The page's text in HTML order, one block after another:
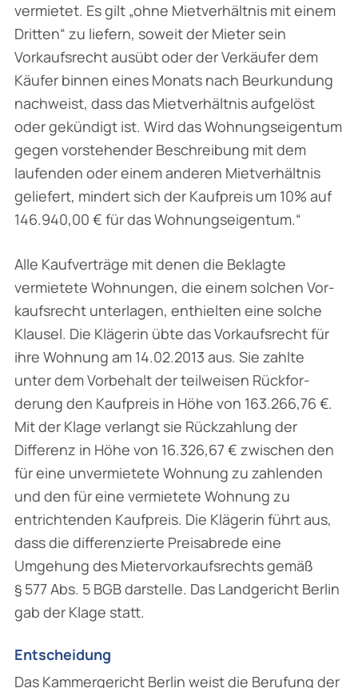
vermietet. Es gilt „ohne Mietverhältnis mit einem
Dritten“ zu liefern, soweit der Mieter sein
Vorkaufsrecht ausübt oder der Ver­käufer dem
Käufer binnen eines Monats nach Beurkundung
nachweist, dass das Miet­verhältnis aufgelöst
oder gekündigt ist. Wird das Wohnungseigentum
gegen vorstehen­der Beschreibung mit dem
laufenden oder einem anderen Mietverhältnis
geliefert, mindert sich der Kaufpreis um 10% auf
146.940,00 € für das Wohnungseigentum.“
Alle Kaufverträge mit denen die Beklagte
vermietete Wohnungen, die einem solchen Vor­
kaufsrecht unterlagen, enthielten eine solche
Klausel. Die Klägerin übte das Vorkaufsrecht für
ihre Wohnung am 14.02.2013 aus. Sie zahlte
unter dem Vorbehalt der teilweisen Rückfor­
derung den Kaufpreis in Höhe von 163.266,76 €.
Mit der Klage verlangt sie Rückzahlung der
Differenz in Höhe von 16.326,67 € zwischen den
für eine unvermietete Wohnung zu zahlen­den
und den für eine vermietete Wohnung zu
entrichtenden Kaufpreis. Die Klägerin führt aus,
dass die differenzierte Preisabrede eine
Umgehung des Mietervorkaufsrechts gemäß
§ 577 Abs. 5 BGB darstelle. Das Landgericht Berlin
gab der Klage statt.
Entscheidung
Das Kammergericht Berlin weist die Berufung der